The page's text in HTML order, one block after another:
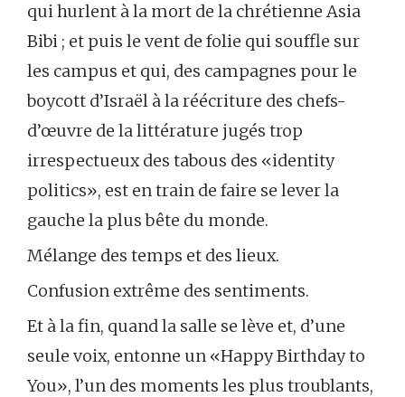
qui hurlent à la mort de la chrétienne Asia
Bibi ; et puis le vent de folie qui souffle sur
les campus et qui, des campagnes pour le
boycott d’Israël à la réécriture des chefs-
d’œuvre de la littérature jugés trop
irrespectueux des tabous des «identity
politics», est en train de faire se lever la
gauche la plus bête du monde.
Mélange des temps et des lieux.
Confusion extrême des sentiments.
Et à la fin, quand la salle se lève et, d’une
seule voix, entonne un «Happy Birthday to
You», l’un des moments les plus troublants,